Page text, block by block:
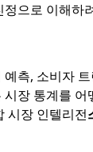
정으로 이해하
예측, 소비자
시장 통계를
시장 인텔리전